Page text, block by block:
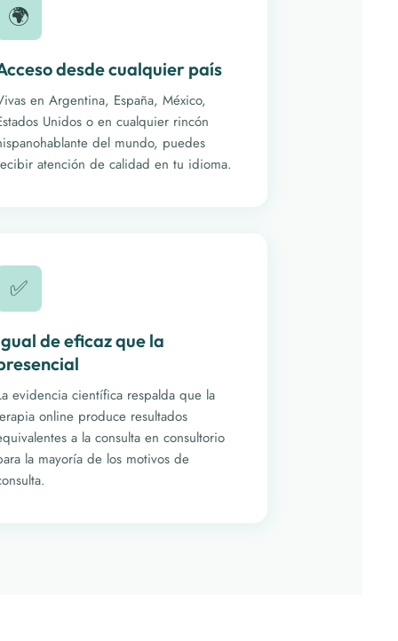
🌍
desde cualquier país
en Argentina, España, México,
Unidos o en cualquier rincón
del mundo, puedes
atención de calidad en tu idioma.
✅
de eficaz que la
evidencia científica respalda que la
online produce resultados
a la consulta en consultorio
la mayoría de los motivos de